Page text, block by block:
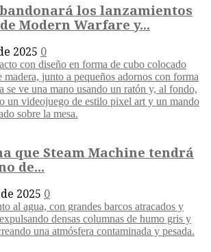
los lanzamientos
Modern Warfare y...
2025 0
que Steam Machine tendrá
de...
2025 0